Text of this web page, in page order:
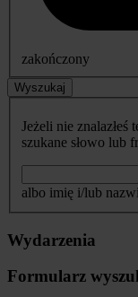
zakończony
Wyszukaj
Jeżeli nie znalazłeś
szukane słowo lub
albo imię i/lub
Wydarzenia
Formularz